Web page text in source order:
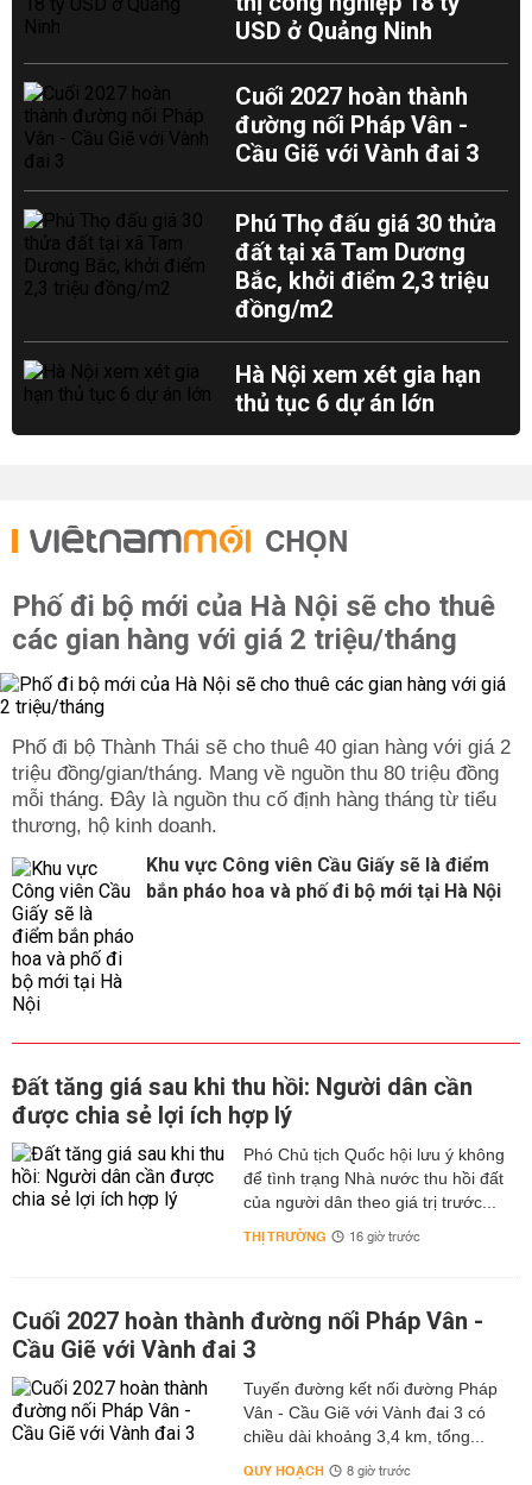
USD ở Quảng Ninh
Cuối 2027 hoàn thành
đường nối Pháp Vân -
Cầu Giẽ với Vành đai 3
Phú Thọ đấu giá 30 thửa
đất tại xã Tam Dương
Bắc, khởi điểm 2,3 triệu
đồng/m2
Hà Nội xem xét gia hạn
thủ tục 6 dự án lớn
CHỌN
Phố đi bộ mới của Hà Nội sẽ cho thuê
các gian hàng với giá 2 triệu/tháng
Phố đi bộ Thành Thái sẽ cho thuê 40 gian hàng với giá 2
triệu đồng/gian/tháng. Mang về nguồn thu 80 triệu đồng
mỗi tháng. Đây là nguồn thu cố định hàng tháng từ tiểu
thương, hộ kinh doanh.
Khu vực Công viên Cầu Giấy sẽ là điểm
bắn pháo hoa và phố đi bộ mới tại Hà Nội
Đất tăng giá sau khi thu hồi: Người dân cần
được chia sẻ lợi ích hợp lý
Phó Chủ tịch Quốc hội lưu ý không
để tình trạng Nhà nước thu hồi đất
của người dân theo giá trị trước...
THỊ TRƯỜNG 16 giờ trước
Cuối 2027 hoàn thành đường nối Pháp Vân -
Cầu Giẽ với Vành đai 3
Tuyến đường kết nối đường Pháp
Vân - Cầu Giẽ với Vành đai 3 có
chiều dài khoảng 3,4 km, tổng...
QUY HOẠCH 8 giờ trước